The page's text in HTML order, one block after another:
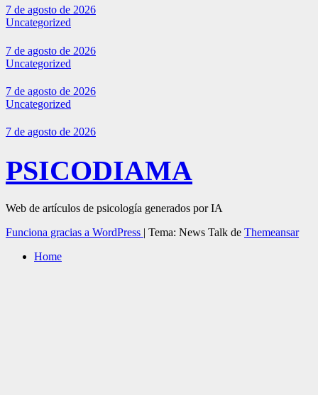
7 de agosto de 2026
Uncategorized
7 de agosto de 2026
Uncategorized
7 de agosto de 2026
Uncategorized
7 de agosto de 2026
PSICODIAMA
Web de artículos de psicología generados por IA
Funciona gracias a WordPress | Tema: News Talk de Themeansar
Home